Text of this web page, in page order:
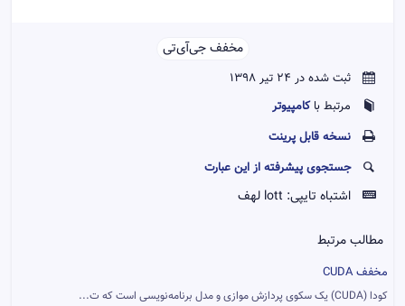
مخفف جی‌آی‌تی‌‌
ثبت شده در 24 تیر 1398
مرتبط باکامپیوتر
نسخه قابل پرينت
جستجوی پیشرفته از این عبارت
اشتباه تایپی: lott لهف
مطالب مرتبط
مخفف CUDA
کودا (CUDA) یک سکوی پردازش موازی و مدل برنامه‌نویسی است که ت...